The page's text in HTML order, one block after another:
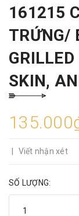
161215
TRỨNG/
GRILLED
SKIN,
Viết nhận xét
SỐ LƯỢNG: